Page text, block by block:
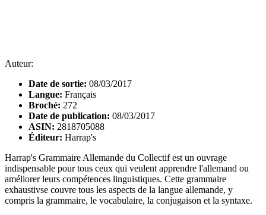
Auteur:
Date de sortie: 08/03/2017
Langue: Français
Broché: 272
Date de publication: 08/03/2017
ASIN: 2818705088
Éditeur: Harrap's
Harrap's Grammaire Allemande du Collectif est un ouvrage
indispensable pour tous ceux qui veulent apprendre l'allemand ou
améliorer leurs compétences linguistiques. Cette grammaire
exhaustivse couvre tous les aspects de la langue allemande, y
compris la grammaire, le vocabulaire, la conjugaison et la syntaxe.